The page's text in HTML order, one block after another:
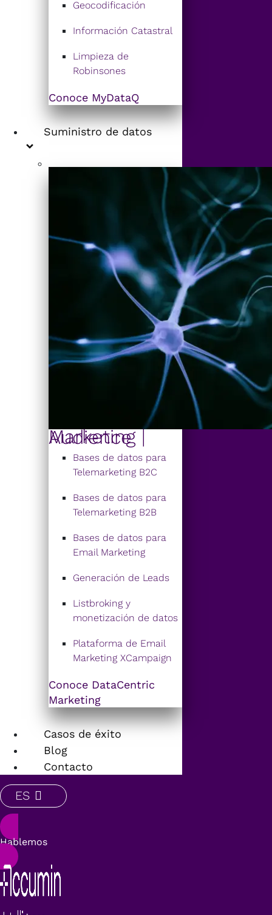
Geocodificación
Información Catastral
Limpieza de
Robinsones
Conoce MyDataQ
Suministro de datos
Marketing | Audience
Bases de datos para
Telemarketing B2C
Bases de datos para
Telemarketing B2B
Bases de datos para
Email Marketing
Generación de Leads
Listbroking y
monetización de datos
Plataforma de Email
Marketing XCampaign
Conoce DataCentric
Marketing
Casos de éxito
Blog
Contacto
ES
Hablemos